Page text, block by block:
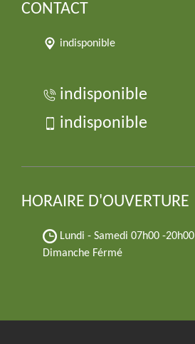
CONTACT
indisponible
indisponible
indisponible
HORAIRE D'OUVERTURE
Lundi - Samedi 07h00 -20h00
Dimanche Férmé